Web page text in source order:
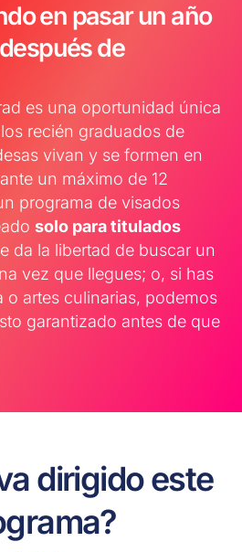
en pasar un año
de
es una oportunidad única
recién graduados de
vivan y se formen en
un máximo de 12
programa de visados
solo para titulados
da la libertad de buscar un
vez que llegues; o, si has
o artes culinarias, podemos
garantizado antes de que
dirigido este